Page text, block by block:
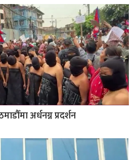
अर्धनग्न प्रदर्शन